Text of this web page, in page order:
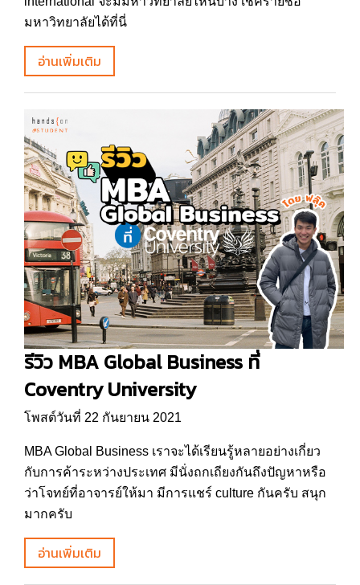
มหาวิทยาลัยได้ที่นี่
อ่านเพิ่มเติม
รีวิว MBA Global Business ที่
Coventry University
โพสต์วันที่ 22 กันยายน 2021
MBA Global Business เราจะได้เรียนรู้หลายอย่างเกี่ยว
กับการค้าระหว่างประเทศ มีนั่งถกเถียงกันถึงปัญหาหรือ
ว่าโจทย์ที่อาจารย์ให้มา มีการแชร์ culture กันครับ สนุก
มากครับ
อ่านเพิ่มเติม